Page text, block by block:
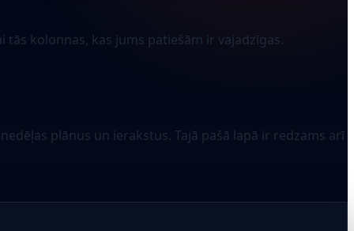
kolonnas, kas jums patiešām ir vajadzīgas.
plānus un ierakstus. Tajā pašā lapā ir redzams arī